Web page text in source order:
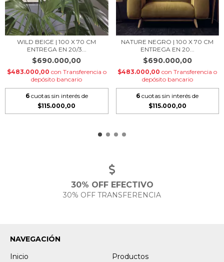
WILD BEIGE | 100 X 70 CM
ENTREGA EN 20/3...
$690.000,00
$483.000,00 con Transferencia o
depósito bancario
6 cuotas sin interés de
$115.000,00
NATURE NEGRO | 100 X 70 CM
ENTREGA EN 20...
$690.000,00
$483.000,00con Transferencia o
depósito bancario
6 cuotas sin interés de
$115.000,00
30% OFF EFECTIVO
30% OFF TRANSFERENCIA
NAVEGACIÓN
Inicio
Productos